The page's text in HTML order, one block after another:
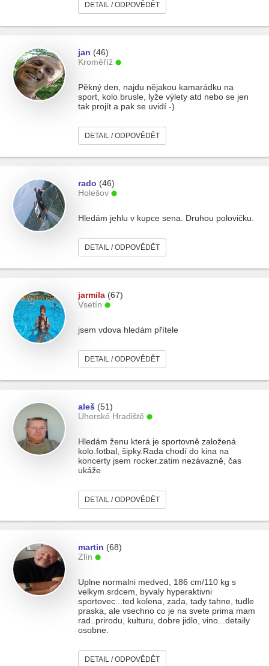
DETAIL / ODPOVĚDĚT
jan (46)
Kroměříž
Pěkný den, najdu nějakou kamarádku na
sport, kolo brusle, lyže výlety atd nebo se jen
tak projít a pak se uvidí -)
DETAIL / ODPOVĚDĚT
rado (46)
Holešov
Hledám jehlu v kupce sena. Druhou polovičku.
DETAIL / ODPOVĚDĚT
jarmila (67)
Vsetín
jsem vdova hledám přítele
DETAIL / ODPOVĚDĚT
aleš (51)
Uherské Hradiště
Hledám ženu která je sportovně založená
kolo.fotbal, šipky.Rada chodí do kina na
koncerty jsem rocker.zatim nezávazně, čas
ukáže
DETAIL / ODPOVĚDĚT
martin (68)
Zlín
Uplne normalni medved, 186 cm/110 kg s
velkym srdcem, byvaly hyperaktivni
sportovec...ted kolena, zada, tady tahne, tudle
praska, ale vsechno co je na svete prima mam
rad..prirodu, kulturu, dobre jidlo, vino...detaily
osobne.
DETAIL / ODPOVĚDĚT